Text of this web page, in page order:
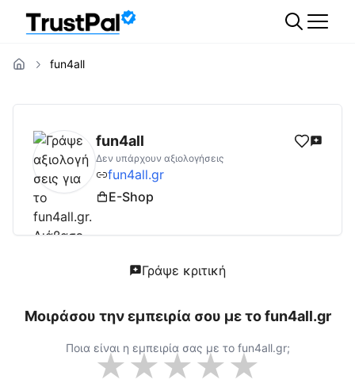
fun4all
fun4all.gr Αξιολογήσεις | Δες
fun4all
Δεν υπάρχουν αξιολογήσεις
fun4all.gr
E-Shop
Γράψε κριτική
Μοιράσου την εμπειρία σου με τοfun4all.gr
Ποια είναι η εμπειρία σας με το fun4all.gr;
★★★★★